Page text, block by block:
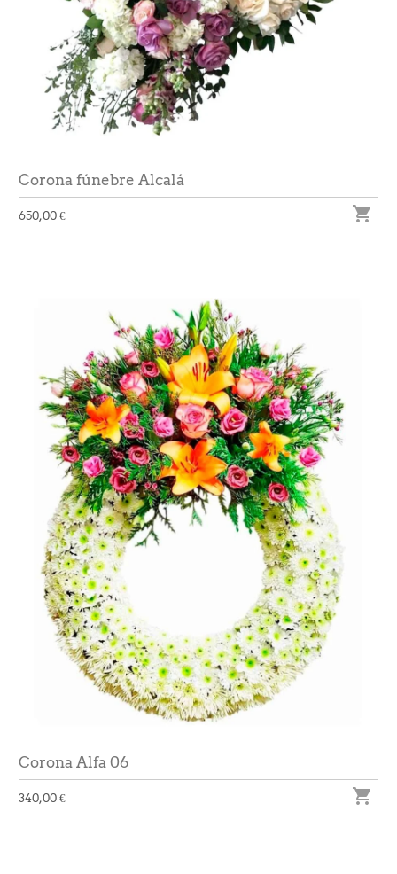
Corona fúnebre Alcalá
650,00 € 
Corona Alfa 06
340,00 € 